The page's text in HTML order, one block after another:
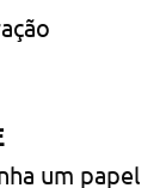
um papel